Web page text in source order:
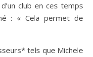
club en ces temps
: « Cela permet de
tels que Michele